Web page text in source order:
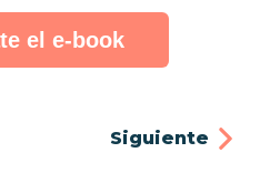
el e-book
Siguiente